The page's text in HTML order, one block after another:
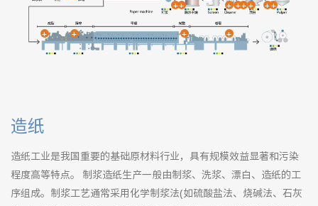
+ + +
+
+
+ + +
+ + ++
造纸
造纸工业是我国重要的基础原材料行业，具有规模效益显著和污染
程度高等特点。 制浆造纸生产一般由制浆、洗浆、漂白、造纸的工
序组成。制浆工艺通常采用化学制浆法(如硫酸盐法、烧碱法、石灰